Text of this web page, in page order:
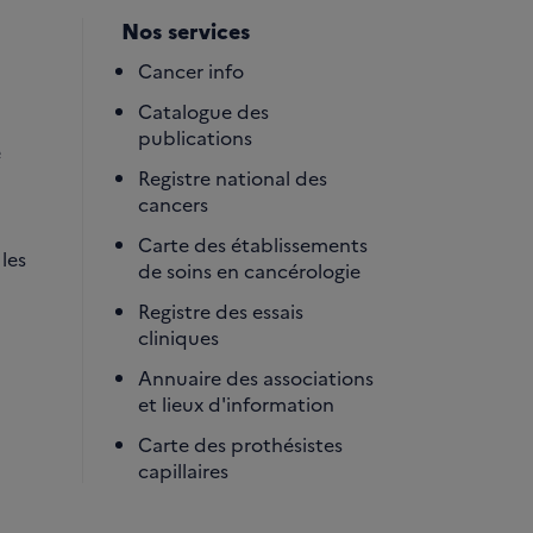
Nos services
Cancer info
Catalogue des
publications
Registre national des
cancers
Carte des établissements
de soins en cancérologie
Registre des essais
cliniques
Annuaire des associations
et lieux d'information
Carte des prothésistes
capillaires